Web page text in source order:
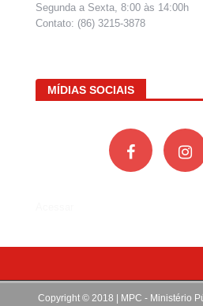
Segunda a Sexta, 8:00 às 14:00h
Contato: (86) 3215-3878
MÍDIAS SOCIAIS
Copyright © 2018 | MPC - Ministério